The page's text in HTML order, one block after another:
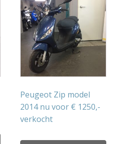
Peugeot Zip model
2014 nu voor € 1250,-
verkocht